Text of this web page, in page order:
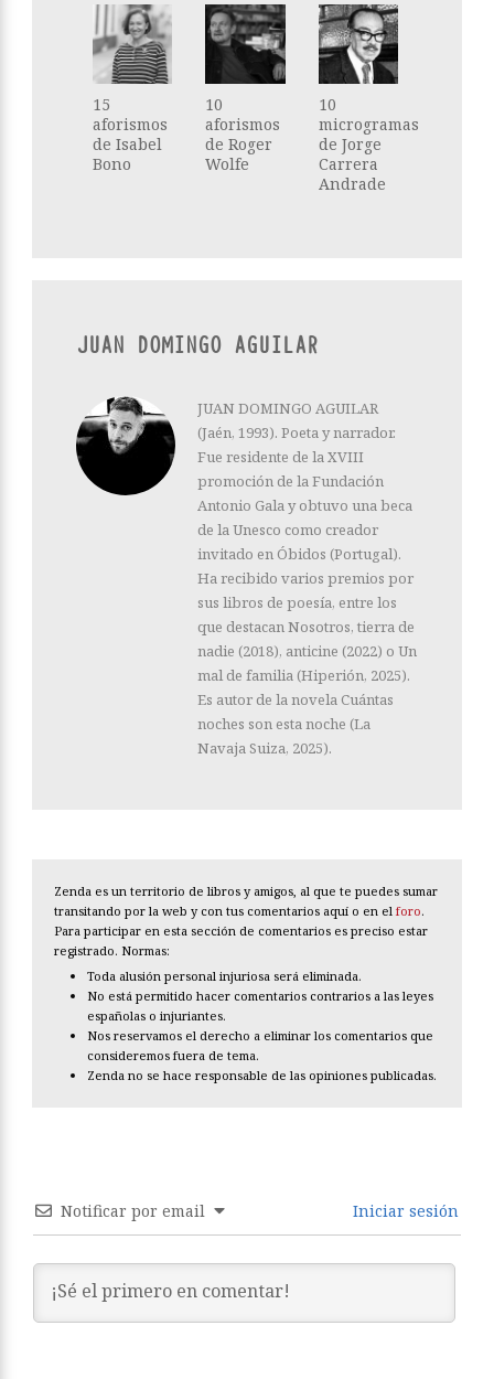
15
aforismos
de Isabel
Bono
10
aforismos
de Roger
Wolfe
10
microgramas
de Jorge
Carrera
Andrade
JUAN DOMINGO AGUILAR
JUAN DOMINGO AGUILAR
(Jaén, 1993). Poeta y narrador.
Fue residente de la XVIII
promoción de la Fundación
Antonio Gala y obtuvo una beca
de la Unesco como creador
invitado en Óbidos (Portugal).
Ha recibido varios premios por
sus libros de poesía, entre los
que destacan Nosotros, tierra de
nadie (2018), anticine (2022) o Un
mal de familia (Hiperión, 2025).
Es autor de la novela Cuántas
noches son esta noche (La
Navaja Suiza, 2025).
Zenda es un territorio de libros y amigos, al que te puedes sumar
transitando por la web y con tus comentarios aquí o en el foro.
Para participar en esta sección de comentarios es preciso estar
registrado. Normas:
Toda alusión personal injuriosa será eliminada.
No está permitido hacer comentarios contrarios a las leyes
españolas o injuriantes.
Nos reservamos el derecho a eliminar los comentarios que
consideremos fuera de tema.
Zenda no se hace responsable de las opiniones publicadas.
Notificar por email Iniciar sesión